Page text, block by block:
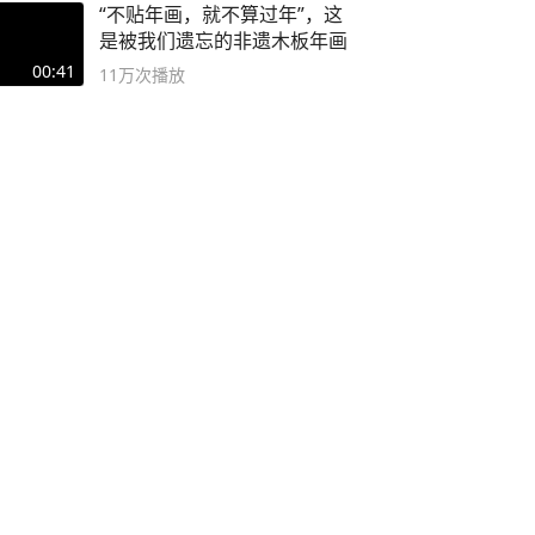
00:41
“不贴年画，就不算过年”，这
是被我们遗忘的非遗木板年画
11万次播放